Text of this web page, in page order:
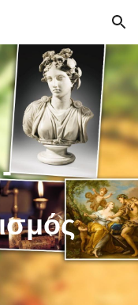
Skip to navigation